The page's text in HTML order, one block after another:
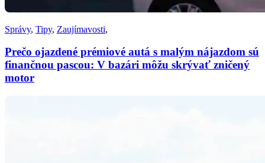
Správy, Tipy, Zaujímavosti,
Prečo ojazdené prémiové autá s malým nájazdom sú
finančnou pascou: V bazári môžu skrývať zničený
motor